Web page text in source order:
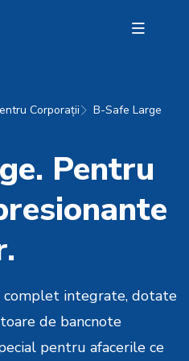
Open
Corporații B-Safe Large
Pentru
integrate, dotate
de bancnote
pentru afacerile ce